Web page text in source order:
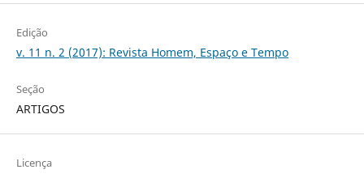
Edição
v. 11 n. 2 (2017): Revista Homem, Espaço e Tempo
Seção
ARTIGOS
Licença